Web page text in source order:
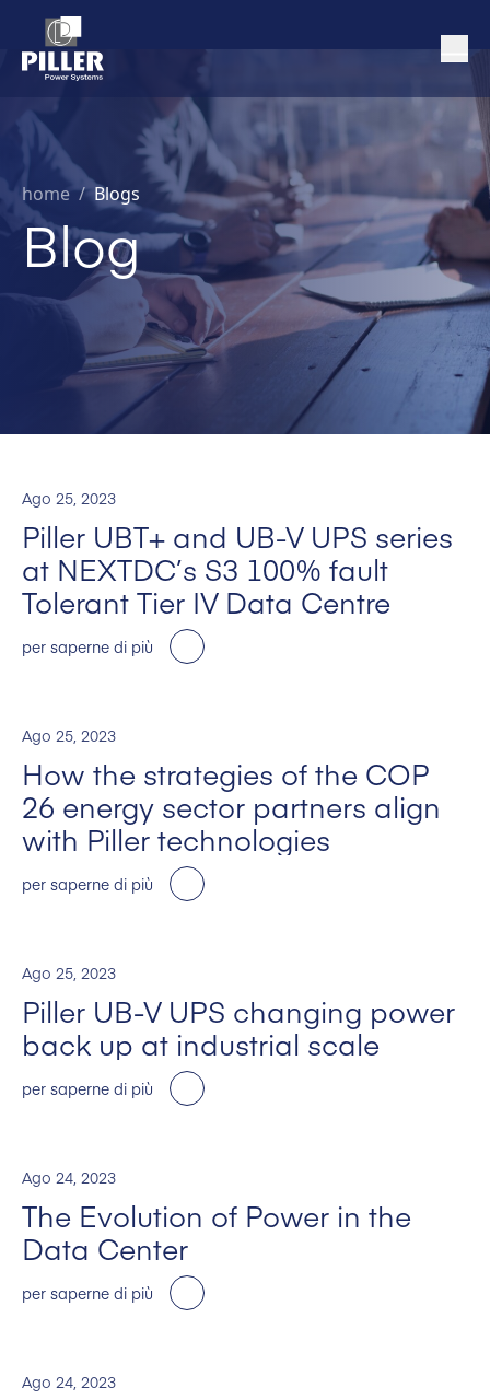
home / Blogs
Blog
Ago 25, 2023
Piller UBT+ and UB-V UPS series
at NEXTDC’s S3 100% fault
Tolerant Tier IV Data Centre
per saperne di più
Ago 25, 2023
How the strategies of the COP
26 energy sector partners align
with Piller technologies
per saperne di più
Ago 25, 2023
Piller UB-V UPS changing power
back up at industrial scale
per saperne di più
Ago 24, 2023
The Evolution of Power in the
Data Center
per saperne di più
Ago 24, 2023